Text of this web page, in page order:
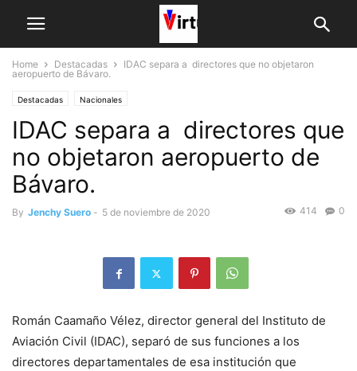
Home Destacadas
IDAC separa a directores que no objetaron
aeropuerto de Bávaro.
Destacadas Nacionales
IDAC separa a directores que
no objetaron aeropuerto de
Bávaro.
By Jenchy Suero - 5 de noviembre de 2020 0
414
Román Caamaño Vélez, director general del Instituto de
Aviación Civil (IDAC), separó de sus funciones a los
directores departamentales de esa institución que